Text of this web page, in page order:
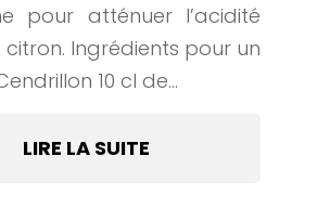
pour atténuer l’acidité
citron. Ingrédients pour un
10 cl de...
LIRE LA SUITE